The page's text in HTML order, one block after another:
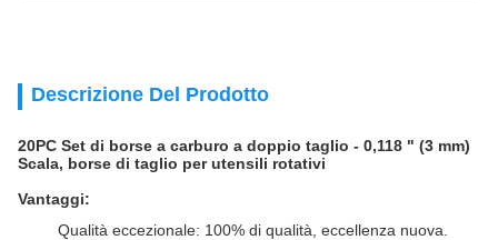
Descrizione Del Prodotto
20PC Set di borse a carburo a doppio taglio - 0,118 " (3 mm)
Scala, borse di taglio per utensili rotativi
Vantaggi:
Qualità eccezionale: 100% di qualità, eccellenza nuova.